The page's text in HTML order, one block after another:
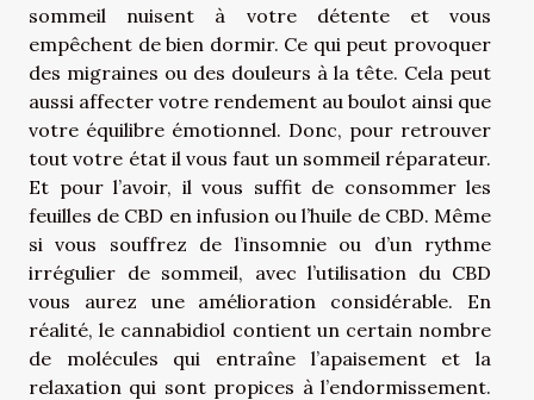
sommeil nuisent à votre détente et vous
empêchent de bien dormir. Ce qui peut provoquer
des migraines ou des douleurs à la tête. Cela peut
aussi affecter votre rendement au boulot ainsi que
votre équilibre émotionnel. Donc, pour retrouver
tout votre état il vous faut un sommeil réparateur.
Et pour l’avoir, il vous suffit de consommer les
feuilles de CBD en infusion ou l’huile de CBD. Même
si vous souffrez de l’insomnie ou d’un rythme
irrégulier de sommeil, avec l’utilisation du CBD
vous aurez une amélioration considérable. En
réalité, le cannabidiol contient un certain nombre
de molécules qui entraîne l’apaisement et la
relaxation qui sont propices à l’endormissement.